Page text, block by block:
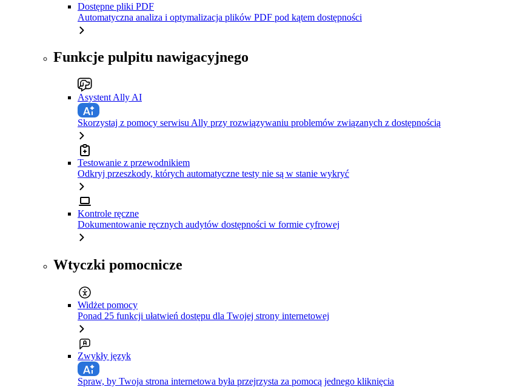
Dostępne pliki PDF
Automatyczna analiza i optymalizacja plików PDF pod kątem dostępności
Funkcje pulpitu nawigacyjnego
Asystent Ally AI
Skorzystaj z pomocy serwisu Ally przy rozwiązywaniu problemów związanych z dostępnością
Testowanie z przewodnikiem
Odkryj przeszkody, których automatyczne testy nie są w stanie wykryć
Kontrole ręczne
Dokumentowanie ręcznych audytów dostępności w formie cyfrowej
Wtyczki pomocnicze
Widżet pomocy
Ponad 25 funkcji ułatwień dostępu dla Twojej strony internetowej
Zwykły język
Spraw, by Twoja strona internetowa była przejrzysta za pomocą jednego kliknięcia